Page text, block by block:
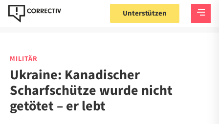
Unterstützen
MILITÄR
Ukraine: Kanadischer
Scharfschütze wurde nicht
getötet – er lebt